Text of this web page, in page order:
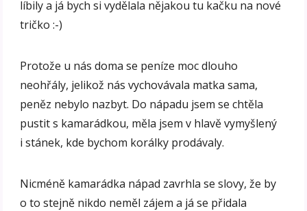
líbily a já bych si vydělala nějakou tu kačku na nové
tričko :-)
Protože u nás doma se peníze moc dlouho
neohřály, jelikož nás vychovávala matka sama,
peněz nebylo nazbyt. Do nápadu jsem se chtěla
pustit s kamarádkou, měla jsem v hlavě vymyšlený
i stánek, kde bychom korálky prodávaly.
Nicméně kamarádka nápad zavrhla se slovy, že by
o to stejně nikdo neměl zájem a já se přidala